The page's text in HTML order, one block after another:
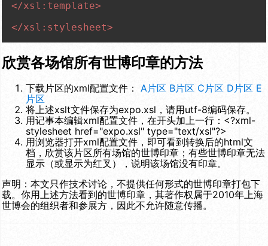
</xsl:template>
</xsl:stylesheet>
欣赏各场馆所有世博印章的方法
下载片区的xml配置文件： A片区 B片区 C片区 D片区 E
片区
将上述xslt文件保存为expo.xsl，请用utf-8编码保存。
用记事本编辑xml配置文件，在开头加上一行： <?xml-
stylesheet href="expo.xsl" type="text/xsl"?>
用浏览器打开xml配置文件，即可看到转换后的html文
档，欣赏该片区所有场馆的世博印章；有些世博印章无法
显示（或显示为红叉），说明该场馆没有印章。
声明：本文只作技术讨论，不提供任何形式的世博印章打包下
载。你用上述方法看到的世博印章，其著作权属于2010年上海
世博会的组织者和参展方，因此不允许随意传播。